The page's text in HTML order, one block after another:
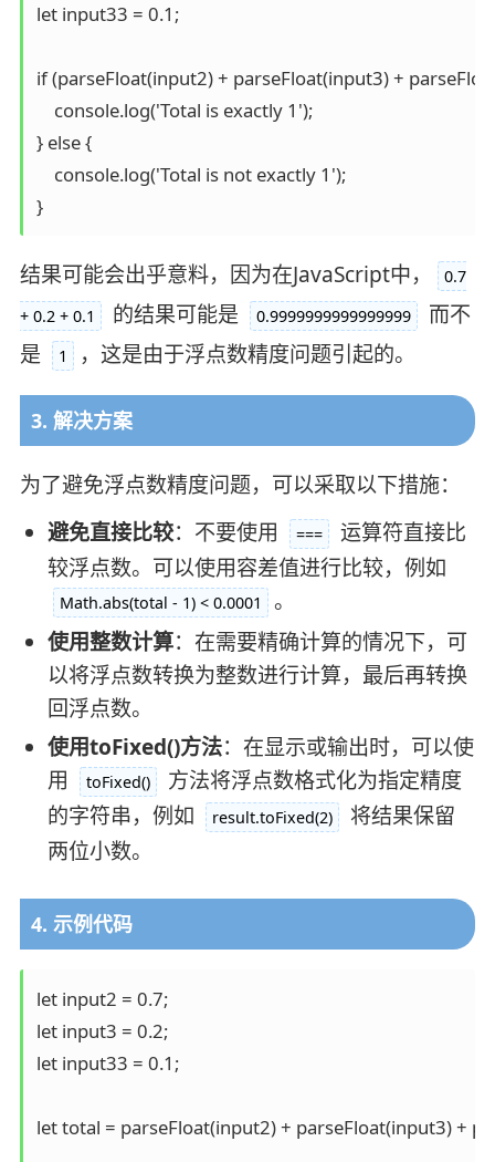
let input33 = 0.1;
if (parseFloat(input2) + parseFloat(input3) +
    console.log('Total is exactly 1');
} else {
    console.log('Total is not exactly 1');
}
结果可能会出乎意料，因为在JavaScript中，
0.7
+ 0.2 + 0.1
的结果可能是 0.9999999999999999
而不
是
1 ，这是由于浮点数精度问题引起的。
3. 解决方案
为了避免浮点数精度问题，可以采取以下措施：
避免直接比较：不要使用 ===
运算符直接比
较浮点数。可以使用容差值进行比较，例如
Math.abs(total - 1) < 0.0001
。
使用整数计算：在需要精确计算的情况下，可
以将浮点数转换为整数进行计算，最后再转换
回浮点数。
使用toFixed()方法：在显示或输出时，可以使
用
toFixed()
方法将浮点数格式化为指定精度
的字符串，例如
result.toFixed(2)
将结果保留
两位小数。
4. 示例代码
let input2 = 0.7;
let input3 = 0.2;
let input33 = 0.1;
let total = parseFloat(input2) + parseFloat(input3) +